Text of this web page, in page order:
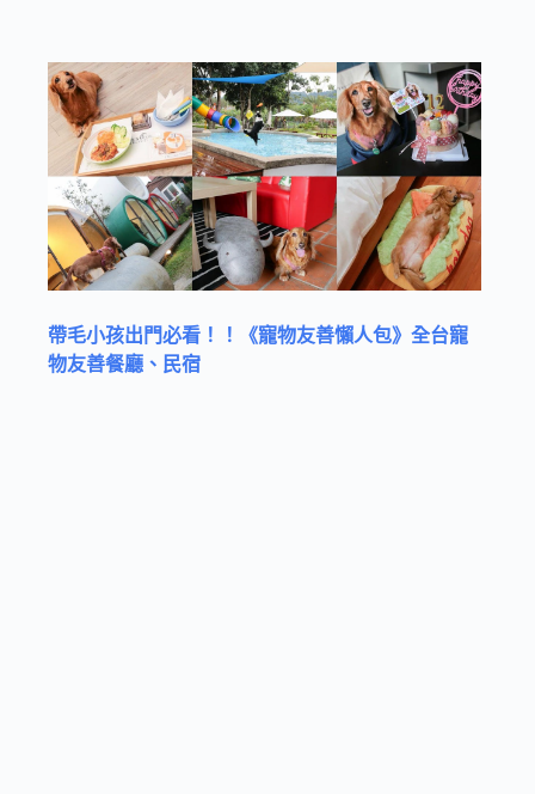
帶毛小孩出門必看！！《寵物友善懶人包》全台寵
物友善餐廳、民宿